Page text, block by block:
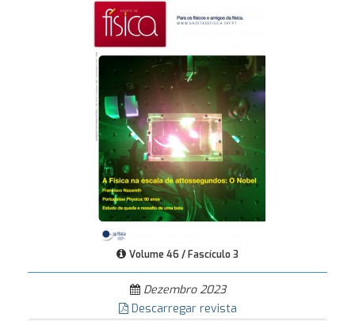
Volume 46 / Fascículo 3
Dezembro 2023
Descarregar revista